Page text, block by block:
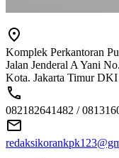
Komplek Perkantoran
Jalan Jenderal A Yani
Kota. Jakarta Timur DKI
082182641482 /